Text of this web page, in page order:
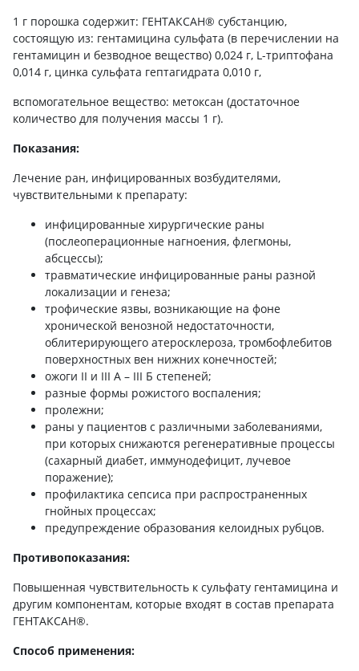
1 г порошка содержит: ГЕНТАКСАН® субстанцию,
состоящую из: гентамицина сульфата (в перечислении на
гентамицин и безводное вещество) 0,024 г, L-триптофана
0,014 г, цинка сульфата гептагидрата 0,010 г,
вспомогательное вещество: метоксан (достаточное
количество для получения массы 1 г).
Показания:
Лечение ран, инфицированных возбудителями,
чувствительными к препарату:
инфицированные хирургические раны
(послеоперационные нагноения, флегмоны,
абсцессы);
травматические инфицированные раны разной
локализации и генеза;
трофические язвы, возникающие на фоне
хронической венозной недостаточности,
облитерирующего атеросклероза, тромбофлебитов
поверхностных вен нижних конечностей;
ожоги ІІ и ІІІ А – ІІІ Б степеней;
разные формы рожистого воспаления;
пролежни;
раны у пациентов с различными заболеваниями,
при которых снижаются регенеративные процессы
(сахарный диабет, иммунодефицит, лучевое
поражение);
профилактика сепсиса при распространенных
гнойных процессах;
предупреждение образования келоидных рубцов.
Противопоказания:
Повышенная чувствительность к сульфату гентамицина и
другим компонентам, которые входят в состав препарата
ГЕНТАКСАН®.
Способ применения: